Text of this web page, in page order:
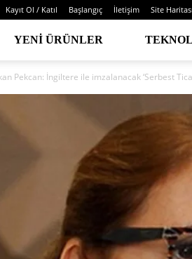
Kayıt Ol / Katıl Başlangıç İletişim Site Haritası
YENI ÜRÜNLER
Pekcan: İngiltere ile imzalanacak ‘Serbest